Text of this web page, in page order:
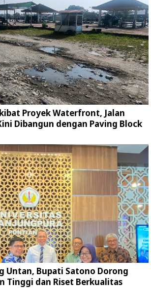
Proyek Waterfront, Jalan
Dibangun dengan Paving Block
Untan, Bupati Satono Dorong
Tinggi dan Riset Berkualitas